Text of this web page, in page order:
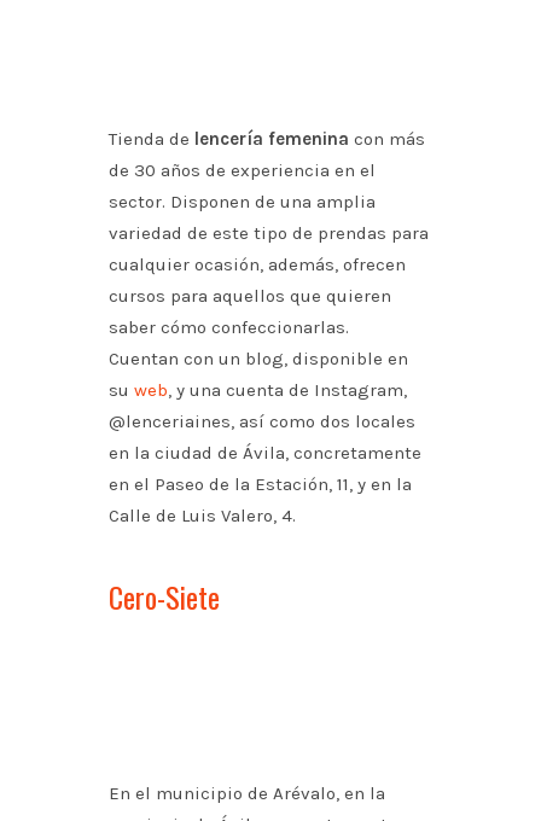
Tienda de lencería femenina con más
de 30 años de experiencia en el
sector. Disponen de una amplia
variedad de este tipo de prendas para
cualquier ocasión, además, ofrecen
cursos para aquellos que quieren
saber cómo confeccionarlas.
Cuentan con un blog, disponible en
su web, y una cuenta de Instagram,
@lenceriaines, así como dos locales
en la ciudad de Ávila, concretamente
en el Paseo de la Estación, 11, y en la
Calle de Luis Valero, 4.
Cero-Siete
En el municipio de Arévalo, en la